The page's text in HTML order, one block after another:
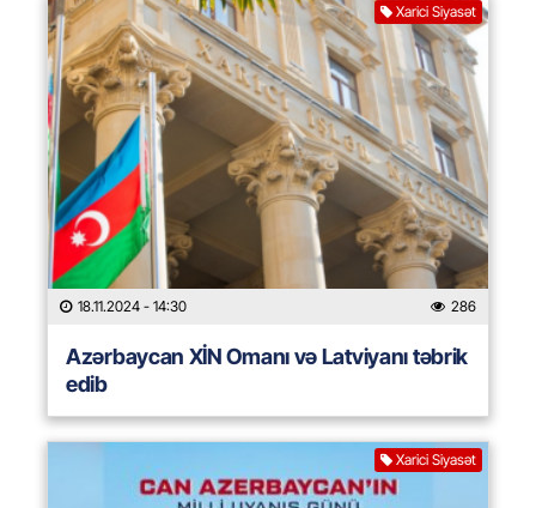
Xarici Siyasət
18.11.2024 - 14:30 286
Azərbaycan XİN Omanı və Latviyanı təbrik
edib
Xarici Siyasət